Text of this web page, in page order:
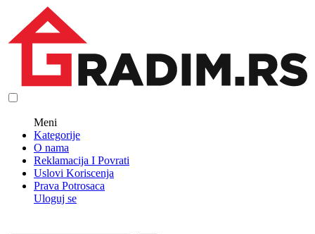
Meni
Kategorije
O nama
Reklamacija I Povrati
Uslovi Koriscenja
Prava Potrosaca
Uloguj se